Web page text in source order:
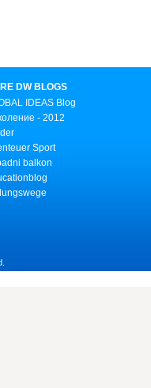
DW BLOGS
IDEAS Blog
- 2012
Sport
balkon